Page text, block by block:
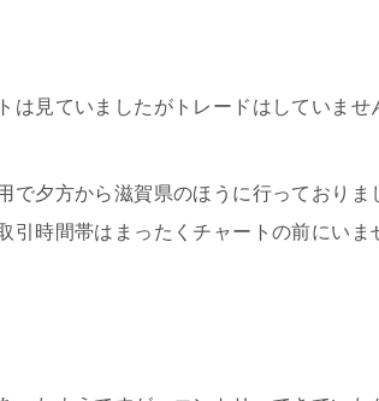
は見ていましたがトレードはしていませ
で夕方から滋賀県のほうに行っており
引時間帯はまったくチャートの前にいま